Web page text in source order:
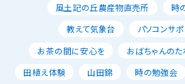
風土記の丘農産物直売所
時
教えて気象台
パソコンサ
お茶の間に安心を
おばちゃんの
田植え体験
山田錦 時の勉強会